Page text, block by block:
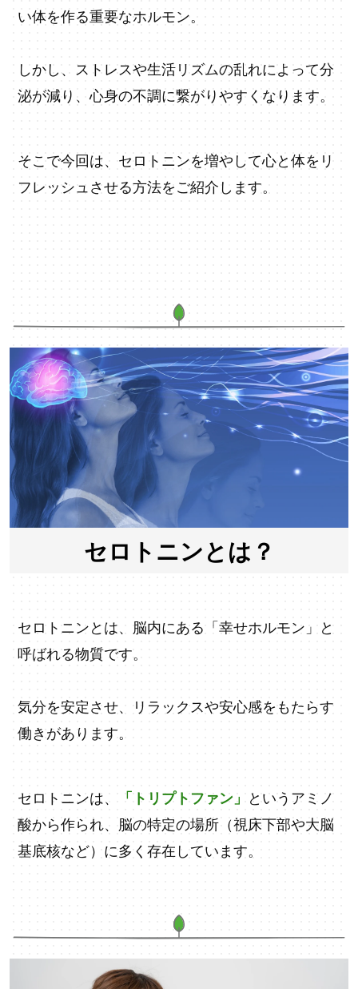
い体を作る重要なホルモン。
しかし、ストレスや生活リズムの乱れによって分
泌が減り、心身の不調に繋がりやすくなります。
そこで今回は、セロトニンを増やして心と体をリ
フレッシュさせる方法をご紹介します。
セロトニンとは？
セロトニンとは、脳内にある「幸せホルモン」と
呼ばれる物質です。
気分を安定させ、リラックスや安心感をもたらす
働きがあります。
セロトニンは、 「トリプトファン」 というアミノ
酸から作られ、脳の特定の場所（視床下部や大脳
基底核など）に多く存在しています。